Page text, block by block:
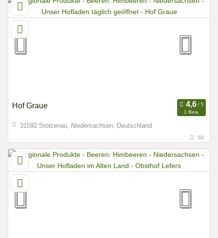
Hof Graue
1 Bew.
31592 Stolzenau, Niedersachsen, Deutschland
60